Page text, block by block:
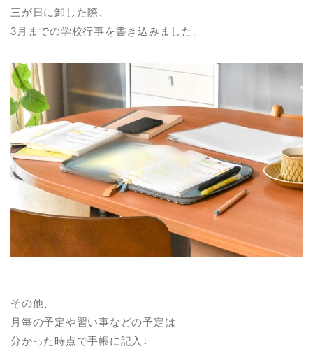
三が日に卸した際、
3月までの学校行事を書き込みました。
その他、
月毎の予定や習い事などの予定は
分かった時点で手帳に記入↓